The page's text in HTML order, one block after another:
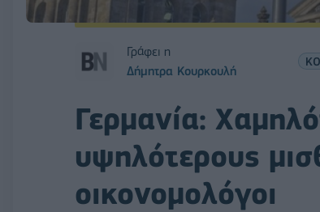
Γράφει η
Δήμητρα Κουρκουλή
Γερμανία:
υψηλότερους
οικονομολόγοι